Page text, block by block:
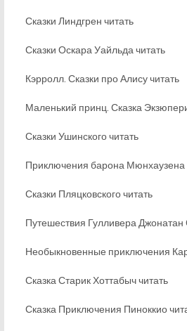
Сказки Линдгрен читать
Сказки Оскара Уайльда читать
Кэрролл. Сказки про Алису читать
Маленький принц. Сказка
Сказки Ушинского читать
Приключения барона Мюнхаузена
Сказки Пляцковского читать
Путешествия Гулливера
Необыкновенные приключения
Сказка Старик Хоттабыч читать
Сказка Приключения Пиноккио